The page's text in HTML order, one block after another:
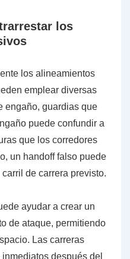
los
los alineamientos
emplear diversas
engaño, guardias que
puede confundir a
que los corredores
un handoff falso puede
de carrera previsto.
ayudar a crear un
de ataque, permitiendo
Las carreras
después del